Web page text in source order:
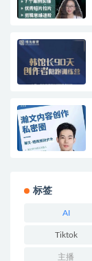
标签
AI
Tiktok
主播